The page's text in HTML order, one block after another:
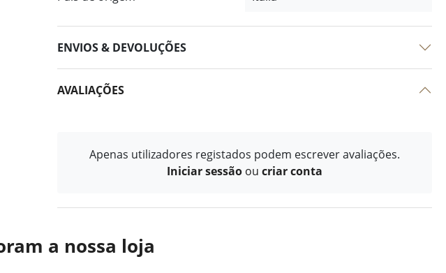
ENVIOS & DEVOLUÇÕES
AVALIAÇÕES
Apenas utilizadores registados podem escrever avaliações.
Iniciar sessão ou criar conta
a nossa loja